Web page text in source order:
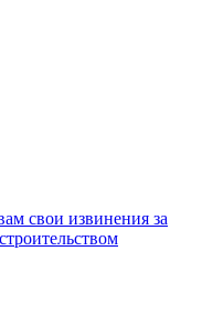
свои извинения за